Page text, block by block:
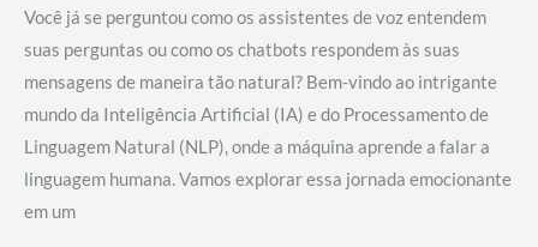
Você já se perguntou como os assistentes de voz entendem
suas perguntas ou como os chatbots respondem às suas
mensagens de maneira tão natural? Bem-vindo ao intrigante
mundo da Inteligência Artificial (IA) e do Processamento de
Linguagem Natural (NLP), onde a máquina aprende a falar a
linguagem humana. Vamos explorar essa jornada emocionante
em um